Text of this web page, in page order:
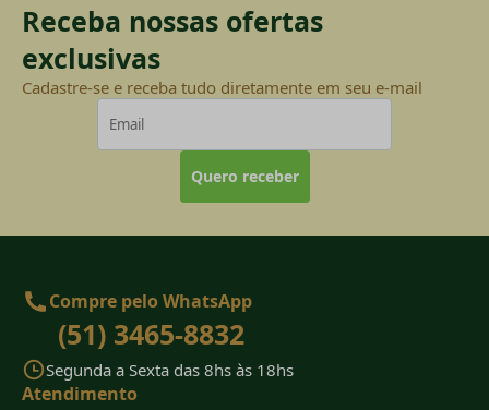
Receba nossas ofertas
exclusivas
Cadastre-se e receba tudo diretamente em seu e-mail
Quero receber
Compre pelo WhatsApp
(51) 3465-8832
Segunda a Sexta das 8hs às 18hs
Atendimento